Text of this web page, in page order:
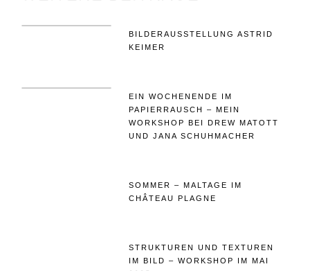
BILDERAUSSTELLUNG ASTRID
KEIMER
EIN WOCHENENDE IM
PAPIERRAUSCH – MEIN
WORKSHOP BEI DREW MATOTT
UND JANA SCHUHMACHER
SOMMER – MALTAGE IM
CHÂTEAU PLAGNE
STRUKTUREN UND TEXTUREN
IM BILD – WORKSHOP IM MAI